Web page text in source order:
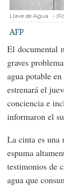
Llave de Agua -
AFP
El documental
graves
agua potable
estrenará el
conciencia e
informaron el
La cinta es una
espuma
testimonios de
agua que